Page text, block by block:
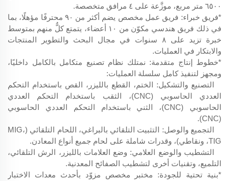
٦٥٠٠ متر مربع، موزَّعة على ٤ مرافق متخصصة.
*فريق خبراء: فريق عمل مخصص يضم أكثر من ٩٠ محترفًا مؤهلًا، بما
في ذلك فريق هندسي مكوّن من ١٠ أعضاء، يتمتع كلٌّ منهم بمتوسط
خبرة تزيد على ٨ سنوات في مجال البحث والتطوير المنتجات
والابتكار في العمليات.
*خطوط إنتاج متقدمة: نمتلك نظام تصنيع متكامل بالكامل داخليًا،
ومجهز لتنفيذ كامل سلسلة العمليات:
التصنيع والتشكيل: الختم، القطع بالليزر، القص باستخدام التحكم
العددي الحاسوبي (CNC)، الثقب باستخدام التحكم العددي
الحاسوبي (CNC)، الثني باستخدام التحكم العددي الحاسوبي
(CNC).
التجميع والوصل: التثبيت التلقائي بالبراغي، اللحام التلقائي (MIG،
TIG، ونقاطي)، وقدرات شاملة على لحام جميع أنواع المعادن.
التشطيب والوضع العلامي: وضع العلامات بالليزر، الرش التلقائي،
التلميع، وتقنيات أخرى لتشطيب الصفائح المعدنية.
*بنية تحتية للجودة: مختبر مخصص مزوّد بأحدث معدات الاختبار